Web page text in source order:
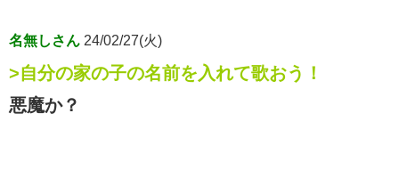
名無しさん 24/02/27(火)
>自分の家の子の名前を入れて歌おう！
悪魔か？